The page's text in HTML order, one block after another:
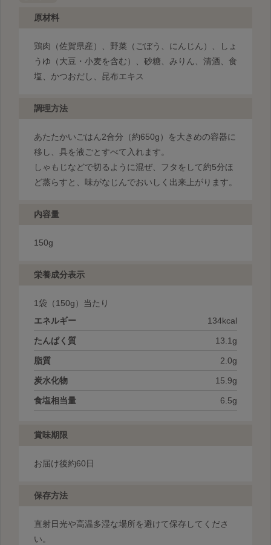
原材料
鶏肉（佐賀県産）、野菜（ごぼう、にんじん）、しょ
うゆ（大豆・小麦を含む）、砂糖、みりん、清酒、食
塩、かつおだし、昆布エキス
調理方法
あたたかいごはん2合分（約650g）を大きめの容器に
移し、具を液ごとすべて入れます。
しゃもじなどで切るように混ぜ、フタをして約5分ほ
ど蒸らすと、味がなじんでおいしく出来上がります。
内容量
150g
栄養成分表示
1袋 （150g）当たり
エネルギー
134kcal
たんぱく質 13.1g
脂質 2.0g
炭水化物 15.9g
食塩相当量 6.5g
賞味期限
お届け後約60日
保存方法
直射日光や高温多湿な場所を避けて保存してくださ
い。